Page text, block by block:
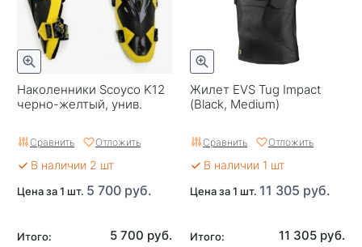
Наколенники Scoyco K12
черно-желтый, унив.
Сравнить Отложить
В наличии 2 шт
Цена за 1 шт. 5 700 руб.
Итого: 5 700 руб.
Жилет EVS Tug Impact
(Black, Medium)
Сравнить Отложить
В наличии 1 шт
Цена за 1 шт. 11 305 руб.
Итого: 11 305 руб.